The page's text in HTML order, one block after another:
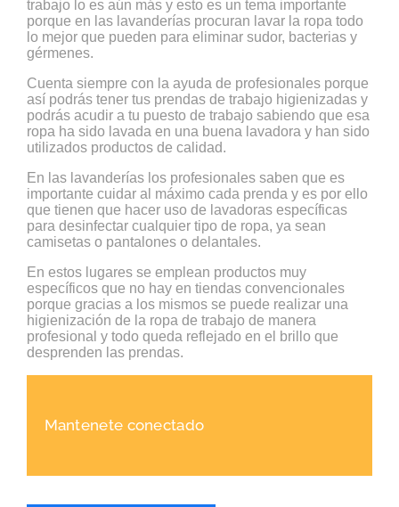
trabajo lo es aún más y esto es un tema importante
porque en las lavanderías procuran lavar la ropa todo
lo mejor que pueden para eliminar sudor, bacterias y
gérmenes.
Cuenta siempre con la ayuda de profesionales porque
así podrás tener tus prendas de trabajo higienizadas y
podrás acudir a tu puesto de trabajo sabiendo que esa
ropa ha sido lavada en una buena lavadora y han sido
utilizados productos de calidad.
En las lavanderías los profesionales saben que es
importante cuidar al máximo cada prenda y es por ello
que tienen que hacer uso de lavadoras específicas
para desinfectar cualquier tipo de ropa, ya sean
camisetas o pantalones o delantales.
En estos lugares se emplean productos muy
específicos que no hay en tiendas convencionales
porque gracias a los mismos se puede realizar una
higienización de la ropa de trabajo de manera
profesional y todo queda reflejado en el brillo que
desprenden las prendas.
Mantenete conectado